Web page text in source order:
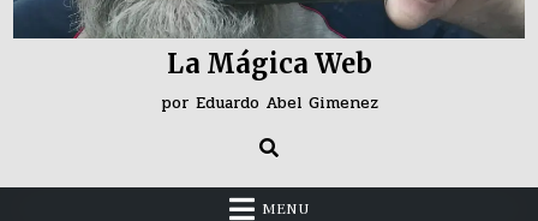
La Mágica Web
por Eduardo Abel Gimenez
MENU